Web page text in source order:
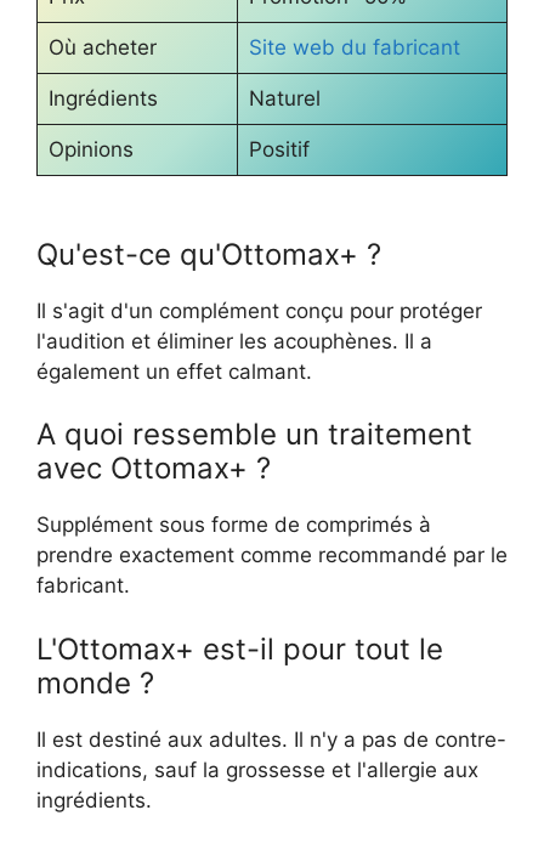
Où acheter Site web du fabricant
Ingrédients Naturel
Opinions Positif
Qu'est-ce qu'Ottomax+ ?
Il s'agit d'un complément conçu pour protéger
l'audition et éliminer les acouphènes. Il a
également un effet calmant.
A quoi ressemble un traitement
avec Ottomax+ ?
Supplément sous forme de comprimés à
prendre exactement comme recommandé par le
fabricant.
L'Ottomax+ est-il pour tout le
monde ?
Il est destiné aux adultes. Il n'y a pas de contre-
indications, sauf la grossesse et l'allergie aux
ingrédients.